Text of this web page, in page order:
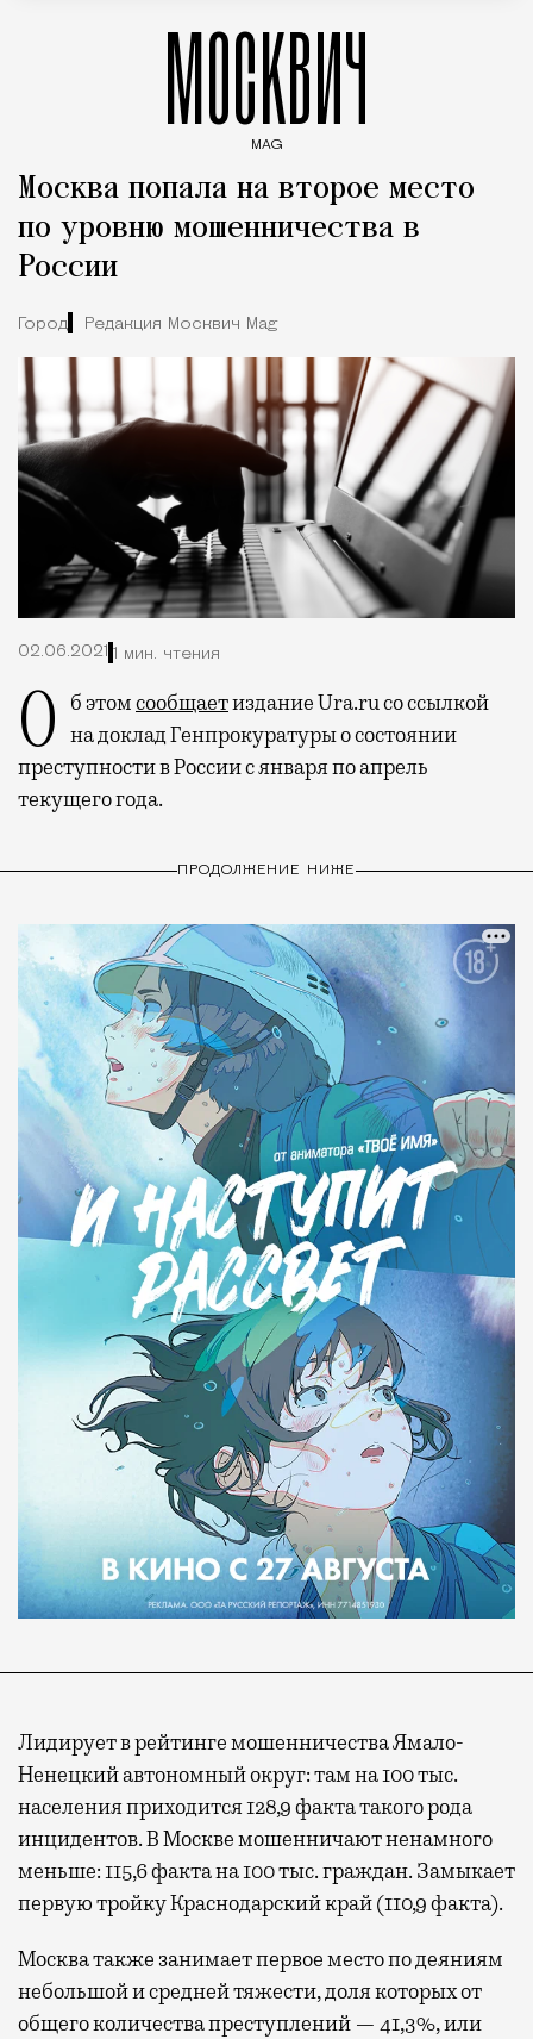
МОСКВИЧ
MAG
Москва попала на второе место
по уровню мошенничества в
России
Город Редакция Москвич Mag
02.06.2021 1 мин. чтения
Об этомсообщаетиздание Urа.ru со ссылкой
на доклад Генпрокуратуры о состоянии
преступности в России с января по апрель
текущего года.
ПРОДОЛЖЕНИЕ НИЖЕ
Лидирует в рейтинге мошенничества Ямало-
Ненецкий автономный округ: там на 100 тыс.
населения приходится 128,9 факта такого рода
инцидентов. В Москве мошенничают ненамного
меньше: 115,6 факта на 100 тыс. граждан. Замыкает
первую тройку Краснодарский край (110,9 факта).
Москва также занимает первое место по деяниям
небольшой и средней тяжести, доля которых от
общего количества преступлений — 41,3%, или